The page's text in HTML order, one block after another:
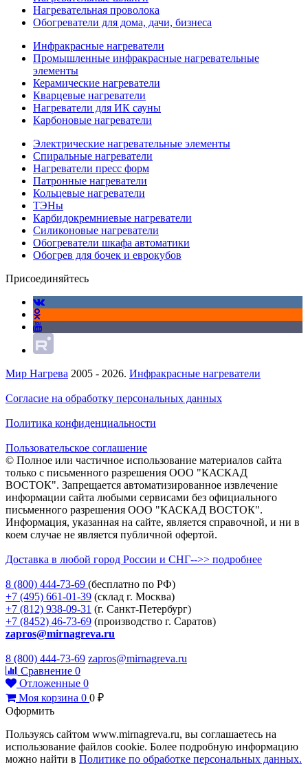
Нагревательная проволока
Обогреватели для дома, дачи, бизнеса
Инфракрасные нагреватели
Промышленные инфракрасные нагревательные
элементы
Керамические нагреватели
Кварцевые нагреватели
Нагреватели для ИК сауны
Карбоновые нагреватели
Электрические нагревательные элементы
Спиральные нагреватели
Нагреватели пресс форм
Патронные нагреватели
Кольцевые нагреватели
ТЭНы
Карбидокремниевые нагреватели
Силиконовые нагреватели
Обогреватели шкафа автоматики
Обогрев для бочек и еврокубов
Присоединяйтесь
Мир Нагрева 2005 - 2026. Инфракрасные нагреватели
Согласие на обработку персональных данных
Политика конфиденциальности
Пользовательское соглашение
© Полное или частичное использование материалов сайта
только с письменного разрешения ООО "КАСКАД
ВОСТОК". Запрещается автоматизированное извлечение
информации сайта любыми сервисами без официального
письменного разрешения ООО "КАСКАД ВОСТОК".
Информация, указанная на сайте, является справочной, и ни в
коем случае не является публичной офертой.
Доставка в любой город России и СНГ-->> подробнее
8 (800) 444-73-69 (бесплатно по РФ)
+7 (495) 661-01-39 (склад г. Москва)
+7 (812) 938-09-31 (г. Санкт-Петербург)
+7 (8452) 46-73-69 (производство г. Саратов)
zapros@mirnagreva.ru
8 (800) 444-73-69 zapros@mirnagreva.ru
Сравнение 0
Отложенные 0
Моя корзина 0 0 ₽
Оформить
Пользуясь сайтом www.mirnagreva.ru, вы соглашаетесь на
использование файлов cookie. Более подробную информацию
можно найти в Политике по обработке персональных данных.